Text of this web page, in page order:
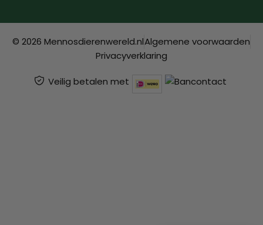
© 2026 Mennosdierenwereld.nlAlgemene voorwaarden
Privacyverklaring
Veilig betalen met